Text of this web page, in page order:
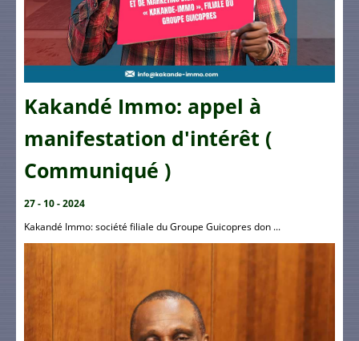
Kakandé Immo: appel à
manifestation d'intérêt (
Communiqué )
27 - 10 - 2024
Kakandé Immo: société filiale du Groupe Guicopres don ...